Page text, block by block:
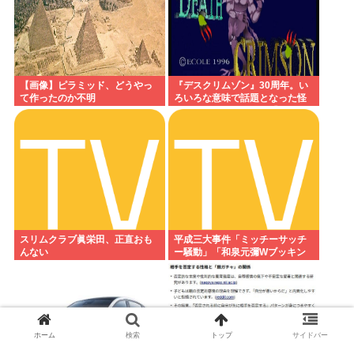
【画像】ピラミッド、どうやっ
て作ったのか不明
『デスクリムゾン』30周年。い
ろいろな意味で話題となった怪
作ガンシューティング『デスク
スリムクラブ眞栄田、正直おも
んない
平成三大事件「ミッチーサッチ
ー騒動」「和泉元彌Wブッキン
グ事件」あとひとつは？
ホーム 検索 トップ サイドバー